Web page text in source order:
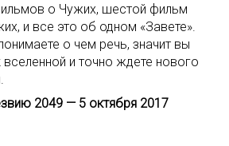
о Чужих, шестой фильм
и все это об одном «Завете».
о чем речь, значит вы
вселенной и точно ждете нового
2049 — 5 октября 2017